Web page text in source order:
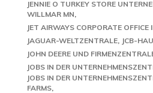
JENNIE O TURKEY STORE
WILLMAR MN
JET AIRWAYS CORPORATE OFFICE
JAGUAR-WELTZENTRALE JCB-
JOHN DEERE UND
JOBS IN DER
JOBS IN DER
FARMS